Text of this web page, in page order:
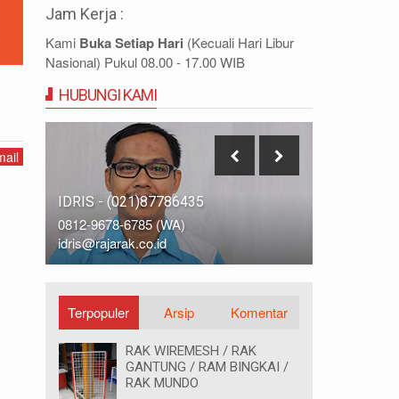
Jam Kerja :
Kami Buka Setiap Hari (Kecuali Hari Libur
Nasional) Pukul 08.00 - 17.00 WIB
HUBUNGI KAMI
IDRIS - (021)87786435
0812-9678-6785 (WA)
idris@rajarak.co.id
Terpopuler Arsip Komentar
RAK WIREMESH / RAK
GANTUNG / RAM BINGKAI /
RAK MUNDO